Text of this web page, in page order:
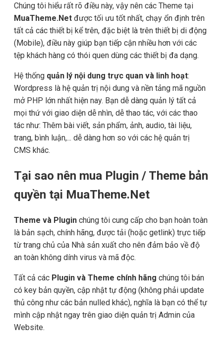
Chúng tôi hiểu rất rõ điều này, vậy nên các Theme tại
MuaTheme.Net được tối ưu tốt nhất, chạy ổn định trên
tất cả các thiết bị kể trên, đặc biệt là trên thiết bị di động
(Mobile), điều này giúp bạn tiếp cận nhiều hơn với các
tệp khách hàng có thói quen dùng các thiết bị đa dạng.
Hệ thống quản lý nội dung trực quan và linh hoạt:
Wordpress là hệ quản trị nội dung và nền tảng mã nguồn
mở PHP lớn nhất hiện nay. Bạn dễ dàng quản lý tất cả
mọi thứ với giao diện dễ nhìn, dễ thao tác, với các thao
tác như: Thêm bài viết, sản phẩm, ảnh, audio, tài liệu,
trang, bình luận,... dễ dàng hơn so với các hệ quản trị
CMS khác.
Tại sao nên mua Plugin / Theme bản
quyền tại MuaTheme.Net
Theme và Plugin chúng tôi cung cấp cho bạn hoàn toàn
là bản sạch, chính hãng, được tải (hoặc getlink) trực tiếp
từ trang chủ của Nhà sản xuất cho nên đảm bảo về độ
an toàn không dính virus và mã độc.
Tất cả các Plugin và Theme chính hãng chúng tôi bán
có key bản quyền, cập nhật tự động (không phải update
thủ công như các bản nulled khác), nghĩa là bạn có thể tự
mình cập nhật ngay trên giao diện quản trị Admin của
Website.